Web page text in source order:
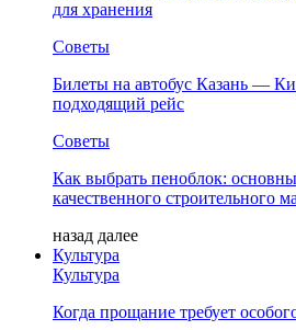
для хранения
Советы
Билеты на автобус Казань —
подходящий рейс
Советы
Как выбрать пеноблок:
качественного строительного
назад далее
Культура
Культура
Когда прощание требует